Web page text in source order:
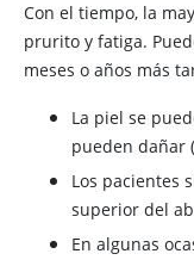
Con el tiempo, la
prurito y fatiga.
meses o años más
La piel se
pueden dañar
Los pacientes
superior del
En algunas